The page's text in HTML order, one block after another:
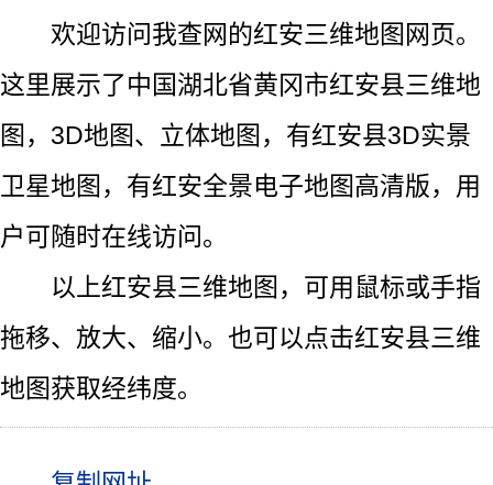
欢迎访问我查网的红安三维地图网页。
这里展示了中国湖北省黄冈市红安县三维地
图，3D地图、立体地图，有红安县3D实景
卫星地图，有红安全景电子地图高清版，用
户可随时在线访问。
以上红安县三维地图，可用鼠标或手指
拖移、放大、缩小。也可以点击红安县三维
地图获取经纬度。